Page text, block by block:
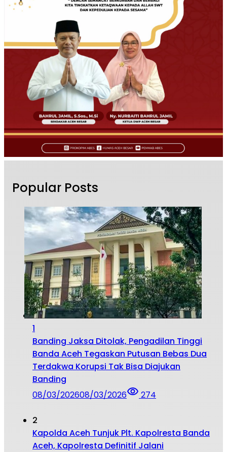
Popular Posts
1
Banding Jaksa Ditolak, Pengadilan Tinggi
Banda Aceh Tegaskan Putusan Bebas Dua
Terdakwa Korupsi Tak Bisa Diajukan
Banding
08/03/202608/03/2026 274
2
Kapolda Aceh Tunjuk Plt. Kapolresta Banda
Aceh, Kapolresta Definitif Jalani